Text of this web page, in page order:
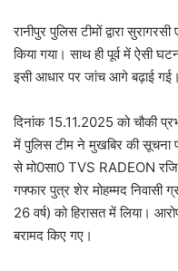
रानीपुर पुलिस टीमों द्वारा
किया गया। साथ ही पूर्व में ऐसी
इसी आधार पर जांच आगे बढ़ाई गई।
दिनांक 15.11.2025 को चौकी
में पुलिस टीम ने मुखबिर की सूचना
से मो0सा0 TVS RADEON
गफ्फार पुत्र शेर मोहम्मद निवासी
26 वर्ष) को हिरासत में लिया।
बरामद किए गए।